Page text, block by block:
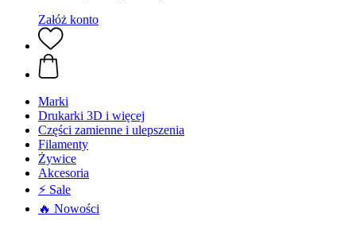
Załóż konto
Marki
Drukarki 3D i więcej
Części zamienne i ulepszenia
Filamenty
Żywice
Akcesoria
⚡ Sale
🔥 Nowości